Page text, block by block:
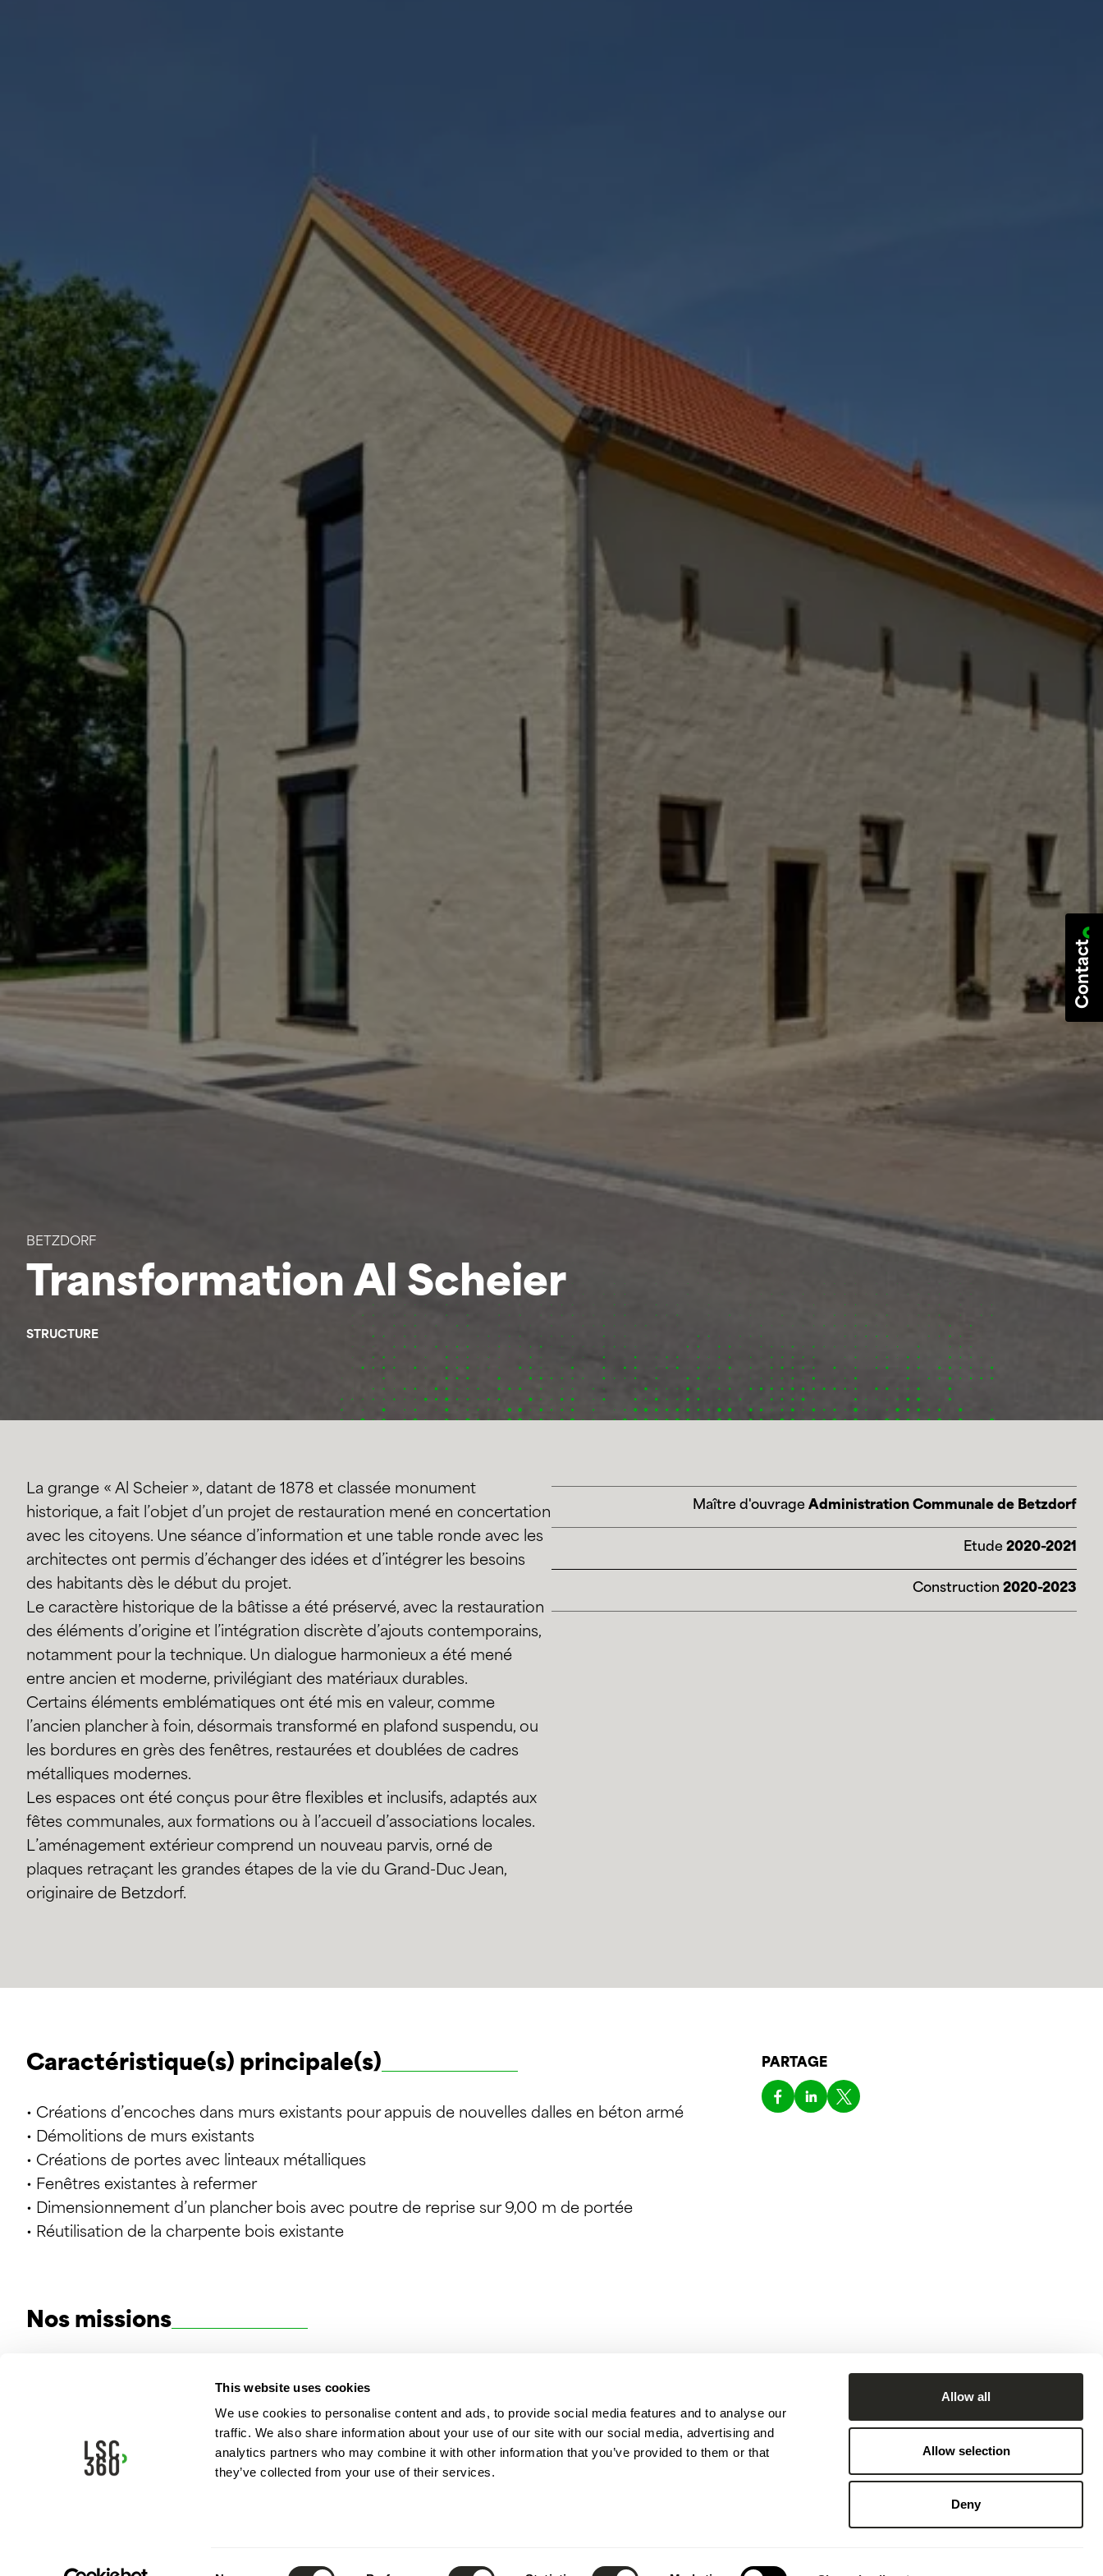
This website uses cookies
We use cookies to personalise content and ads, to provide social media features and to analyse our
traffic. We also share information about your use of our site with our social media, advertising and
analytics partners who may combine it with other information that you’ve provided to them or that
they’ve collected from your use of their services.
Allow all
Allow selection
Deny
Contact
BETZDORF
Transformation Al Scheier
STRUCTURE
La grange « Al Scheier », datant de 1878 et classée monument
historique, a fait l’objet d’un projet de restauration mené en concertation
avec les citoyens. Une séance d’information et une table ronde avec les
architectes ont permis d’échanger des idées et d’intégrer les besoins
des habitants dès le début du projet.
Le caractère historique de la bâtisse a été préservé, avec la restauration
des éléments d’origine et l’intégration discrète d’ajouts contemporains,
notamment pour la technique. Un dialogue harmonieux a été mené
entre ancien et moderne, privilégiant des matériaux durables.
Certains éléments emblématiques ont été mis en valeur, comme
l’ancien plancher à foin, désormais transformé en plafond suspendu, ou
les bordures en grès des fenêtres, restaurées et doublées de cadres
métalliques modernes.
Les espaces ont été conçus pour être flexibles et inclusifs, adaptés aux
fêtes communales, aux formations ou à l’accueil d’associations locales.
L’aménagement extérieur comprend un nouveau parvis, orné de
plaques retraçant les grandes étapes de la vie du Grand-Duc Jean,
originaire de Betzdorf.
Maître d'ouvrage Administration Communale de Betzdorf
Etude 2020-2021
Construction 2020-2023
Caractéristique(s) principale(s)
• Créations d’encoches dans murs existants pour appuis de nouvelles dalles en béton armé
• Démolitions de murs existants
• Créations de portes avec linteaux métalliques
• Fenêtres existantes à refermer
• Dimensionnement d’un plancher bois avec poutre de reprise sur 9,00 m de portée
• Réutilisation de la charpente bois existante
Nos missions
• Inventaire et calcul de la descente de charges
• Études d’Avant-Projet : dimensionnement des éléments en béton armé, bois et métal
• Calculs des métrés et devis estimatif
• Bordereau de soumission
PARTAGE